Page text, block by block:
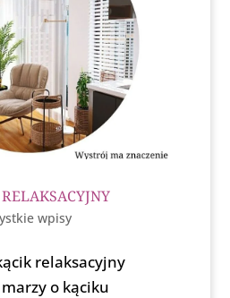
wpisy
relaksacyjny
o kąciku